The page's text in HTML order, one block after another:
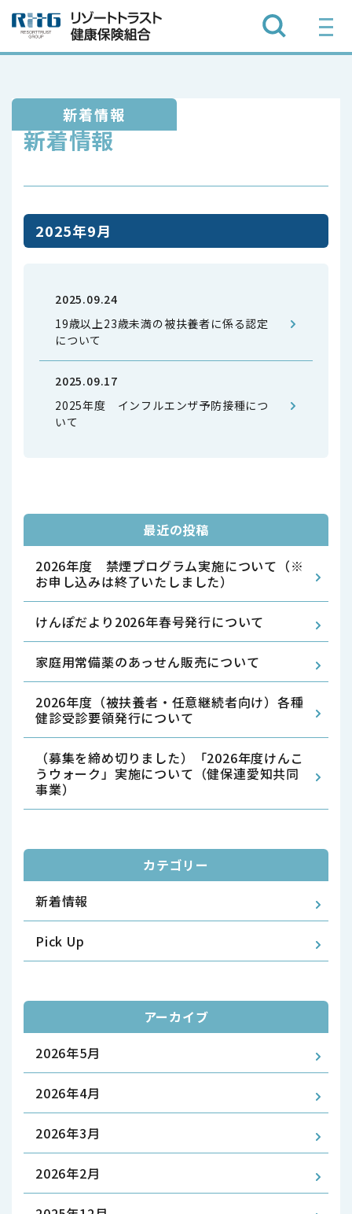
新着情報
2025年9月
2025.09.24
19歳以上23歳未満の被扶養者に係る認定
について
2025.09.17
2025年度 インフルエンザ予防接種につ
いて
新着情報
最近の投稿
2026年度 禁煙プログラム実施について（※
お申し込みは終了いたしました）
けんぽだより2026年春号発行について
家庭用常備薬のあっせん販売について
2026年度（被扶養者・任意継続者向け）各種
健診受診要領発行について
（募集を締め切りました）「2026年度けんこ
うウォーク」実施について（健保連愛知共同
事業）
カテゴリー
新着情報
Pick Up
アーカイブ
2026年5月
2026年4月
2026年3月
2026年2月